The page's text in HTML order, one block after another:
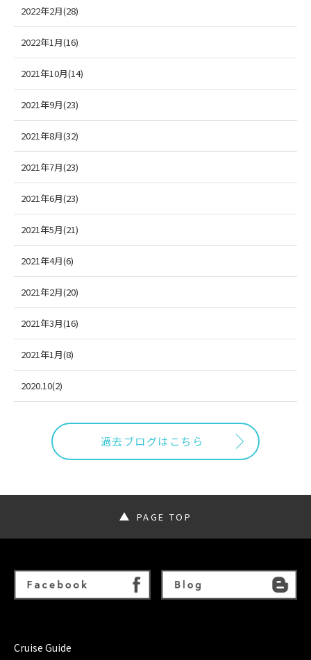
2022年2月(28)
2022年1月(16)
2021年10月(14)
2021年9月(23)
2021年8月(32)
2021年7月(23)
2021年6月(23)
2021年5月(21)
2021年4月(6)
2021年2月(20)
2021年3月(16)
2021年1月(8)
2020.10(2)
過去ブログはこちら
PAGE TOP
Cruise Guide